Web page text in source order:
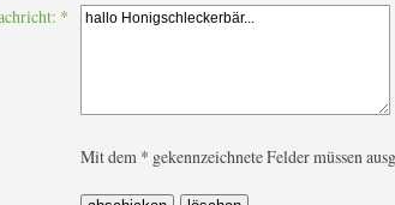
*
Mit dem * gekennzeichnete Felder müssen